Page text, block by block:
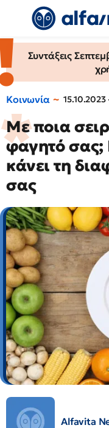
Συντάξεις
Κοινωνία
Με ποια
φαγητό
κάνει τη
σας
Alfavita